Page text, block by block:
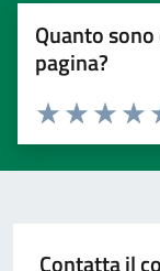
Quanto
pagina?
Valuta 3
Valuta 2
Valuta 1 stelle
Contatta il